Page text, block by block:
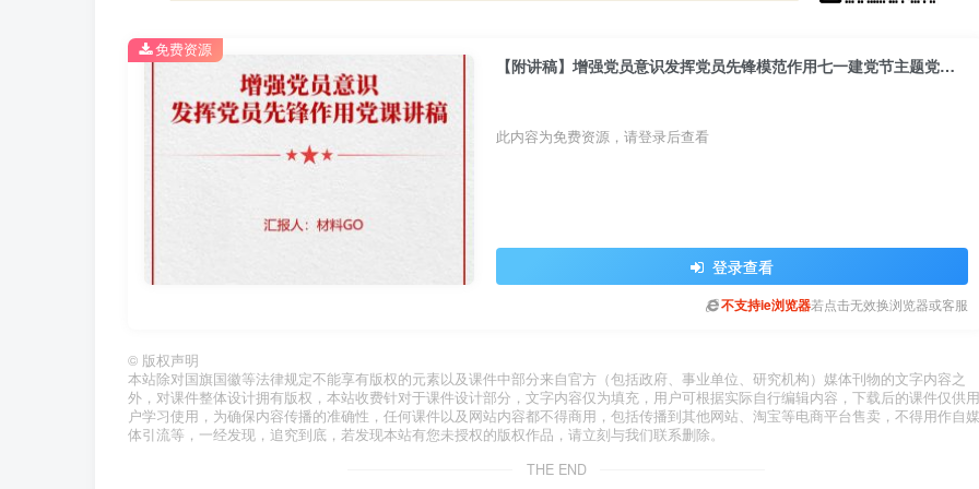
【附讲稿】增强党员意识发挥党员先锋模范作用七一建党节主题党课ppt课件讲稿
此内容为免费资源，请登录后查看
登录查看
不支持ie浏览器若点击无效换浏览器或客服
免费资源
© 版权声明
本站除对国旗国徽等法律规定不能享有版权的元素以及课件中部分来自官方（包括政府、事业单位、研究机构）媒体刊物的文字内容之
外，对课件整体设计拥有版权，本站收费针对于课件设计部分，文字内容仅为填充，用户可根据实际自行编辑内容，下载后的课件仅供用
户学习使用，为确保内容传播的准确性，任何课件以及网站内容都不得商用，包括传播到其他网站、淘宝等电商平台售卖，不得用作自媒
体引流等，一经发现，追究到底，若发现本站有您未授权的版权作品，请立刻与我们联系删除。
THE END